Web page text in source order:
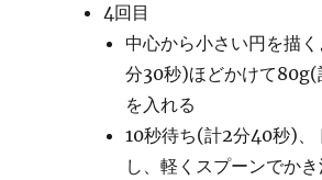
4回目
中心から小さい円を描
分30秒)ほどかけて
を入れる
10秒待ち(計2分40秒)、
し、軽くスプーンでか